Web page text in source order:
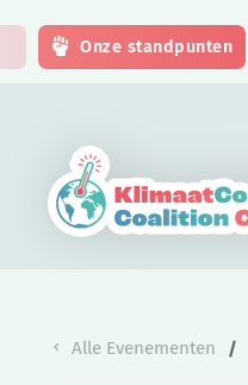
Onze standpunten
Alle Evenementen